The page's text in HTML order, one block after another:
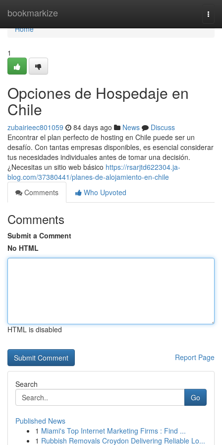
bookmarkize
Home
Home
1
Opciones de Hospedaje en
Chile
zubairieec801059 84 days ago News
Discuss
Encontrar el plan perfecto de hosting en Chile puede ser un
desafío. Con tantas empresas disponibles, es esencial considerar
tus necesidades individuales antes de tomar una decisión.
¿Necesitas un sitio web básico https://rsarjtd622304.ja-
blog.com/37380441/planes-de-alojamiento-en-chile
Comments
Who Upvoted
Comments
Submit a Comment
No HTML
HTML is disabled
Report Page
Search
Go
Published News
1 Miami's Top Internet Marketing Firms : Find ...
1 Rubbish Removals Croydon Delivering Reliable Lo...